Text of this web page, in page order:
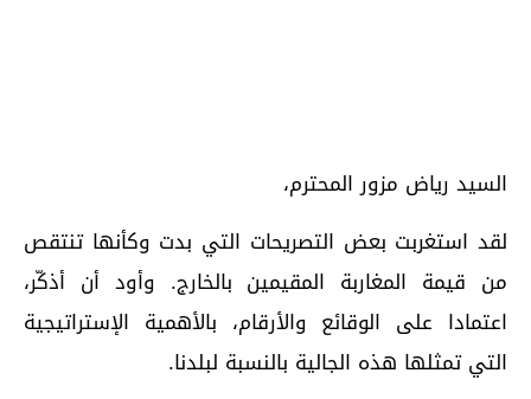
السيد رياض مزور المحترم،
لقد استغربت بعض التصريحات التي بدت وكأنها تنتقص
من قيمة المغاربة المقيمين بالخارج. وأود أن أذكّر،
اعتمادا على الوقائع والأرقام، بالأهمية الإستراتيجية
التي تمثلها هذه الجالية بالنسبة لبلدنا.